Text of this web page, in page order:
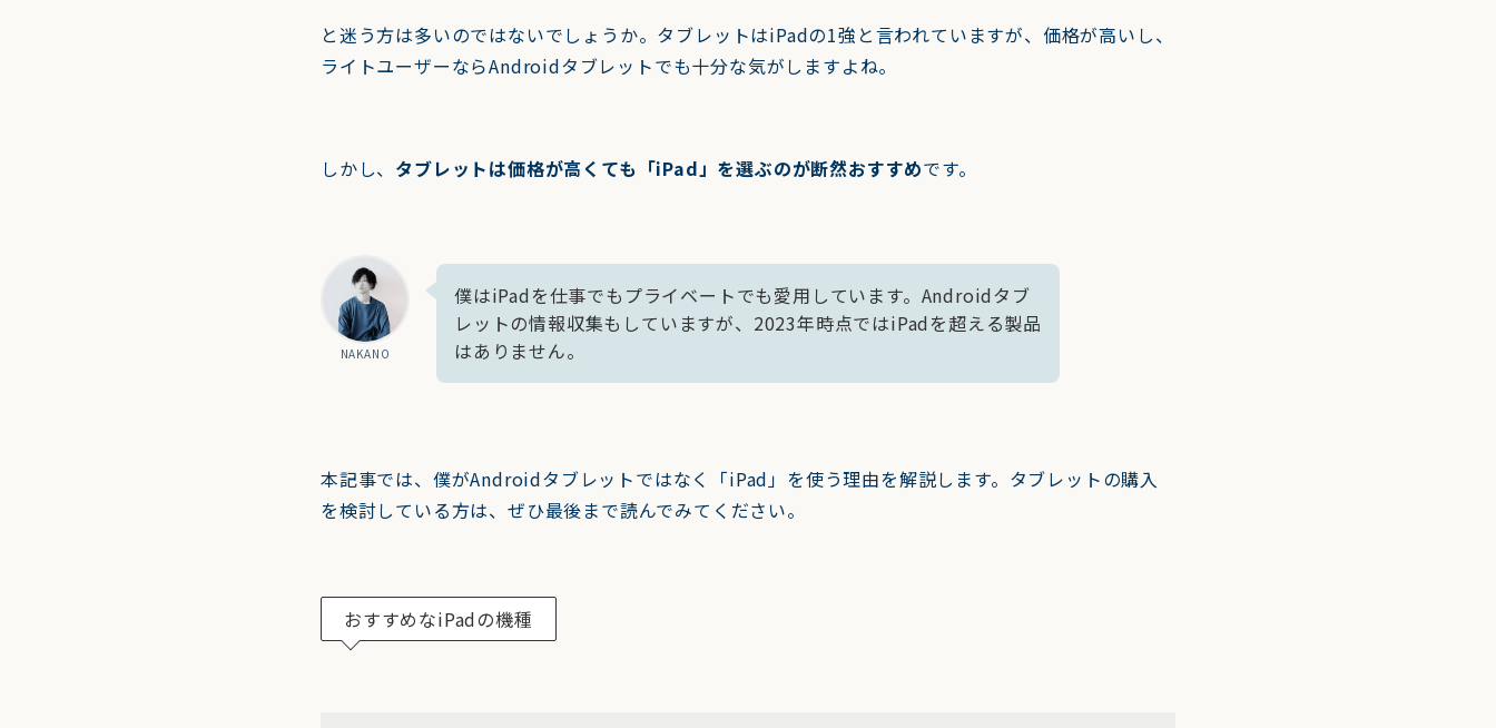
と迷う方は多いのではないでしょうか。タブレットはiPadの1強と言われていますが、価格が高いし、
ライトユーザーならAndroidタブレットでも十分な気がしますよね。
しかし、 タブレットは価格が高くても「iPad」を選ぶのが断然おすすめです。
NAKANO
僕はiPadを仕事でもプライベートでも愛用しています。Androidタブ
レットの情報収集もしていますが、2023年時点ではiPadを超える製品
はありません。
本記事では、僕がAndroidタブレットではなく「iPad」を使う理由を解説します。タブレットの購入
を検討している方は、ぜひ最後まで読んでみてください。
おすすめなiPadの機種